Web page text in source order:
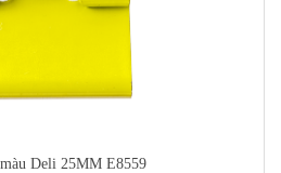
Deli 25MM E8559